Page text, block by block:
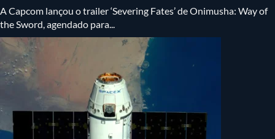
A Capcom lançou o trailer ‘Severing Fates’ de Onimusha: Way of
the Sword, agendado para...